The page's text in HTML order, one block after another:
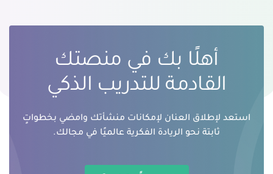
أهلًا بك في منصتك
القادمة للتدريب الذكي
استعد لإطلاق العنان لإمكانات منشأتك وامضي بخطواتٍ
ثابتة نحو الريادة الفكرية عالميًا في مجالك.